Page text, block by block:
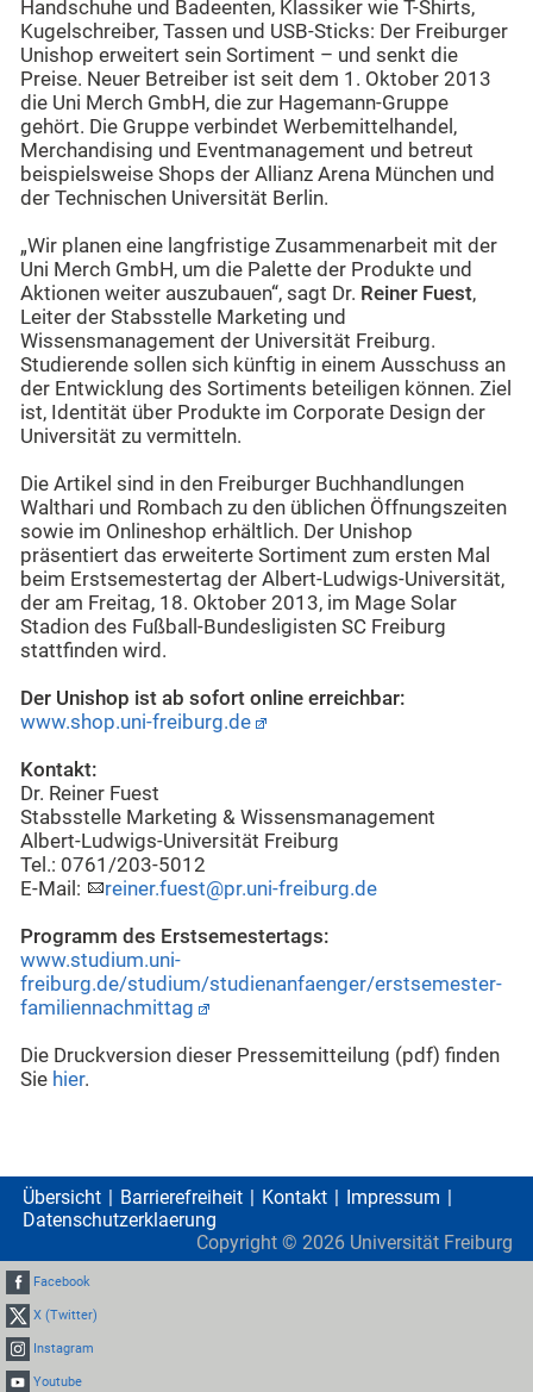
Handschuhe und Badeenten, Klassiker wie T-Shirts,
Kugelschreiber, Tassen und USB-Sticks: Der Freiburger
Unishop erweitert sein Sortiment – und senkt die
Preise. Neuer Betreiber ist seit dem 1. Oktober 2013
die Uni Merch GmbH, die zur Hagemann-Gruppe
gehört. Die Gruppe verbindet Werbemittelhandel,
Merchandising und Eventmanagement und betreut
beispielsweise Shops der Allianz Arena München und
der Technischen Universität Berlin.
„Wir planen eine langfristige Zusammenarbeit mit der
Uni Merch GmbH, um die Palette der Produkte und
Aktionen weiter auszubauen“, sagt Dr. Reiner Fuest,
Leiter der Stabsstelle Marketing und
Wissensmanagement der Universität Freiburg.
Studierende sollen sich künftig in einem Ausschuss an
der Entwicklung des Sortiments beteiligen können. Ziel
ist, Identität über Produkte im Corporate Design der
Universität zu vermitteln.
Die Artikel sind in den Freiburger Buchhandlungen
Walthari und Rombach zu den üblichen Öffnungszeiten
sowie im Onlineshop erhältlich. Der Unishop
präsentiert das erweiterte Sortiment zum ersten Mal
beim Erstsemestertag der Albert-Ludwigs-Universität,
der am Freitag, 18. Oktober 2013, im Mage Solar
Stadion des Fußball-Bundesligisten SC Freiburg
stattfinden wird.
Der Unishop ist ab sofort online erreichbar:
www.shop.uni-freiburg.de
Kontakt:
Dr. Reiner Fuest
Stabsstelle Marketing & Wissensmanagement
Albert-Ludwigs-Universität Freiburg
Tel.: 0761/203-5012
E-Mail:
reiner.fuest@pr.uni-freiburg.de
Programm des Erstsemestertags:
www.studium.uni-
freiburg.de/studium/studienanfaenger/erstsemester-
familiennachmittag
Die Druckversion dieser Pressemitteilung (pdf) finden
Sie hier.
Übersicht Barrierefreiheit Kontakt
Impressum
Datenschutzerklaerung
Copyright © 2026 Universität Freiburg
Facebook
X (Twitter)
Instagram
Youtube